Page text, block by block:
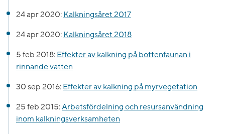
24 apr 2020: Kalkningsåret 2017
24 apr 2020: Kalkningsåret 2018
5 feb 2018: Effekter av kalkning på bottenfaunan i
rinnande vatten
30 sep 2016: Effekter av kalkning på myrvegetation
25 feb 2015:Arbetsfördelning och resursanvändning
inom kalkningsverksamheten